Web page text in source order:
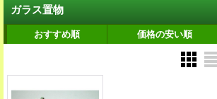
ガラス置物
おすすめ順 価格の安い順